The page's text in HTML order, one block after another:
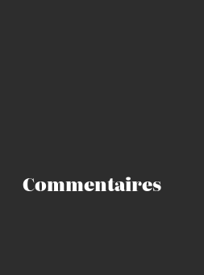
Commentaires